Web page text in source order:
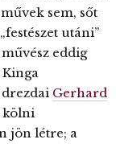
sem, sőt
utáni”
eddig
Gerhard
kölni
jön létre; a